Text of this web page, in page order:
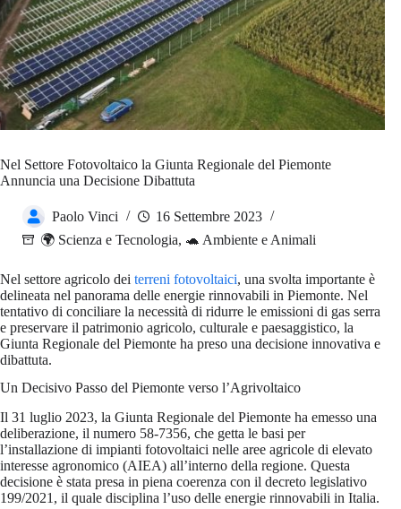
Nel Settore Fotovoltaico la Giunta Regionale del Piemonte
Annuncia una Decisione Dibattuta
Paolo Vinci
16 Settembre 2023
🌍 Scienza e Tecnologia, 🐢 Ambiente e Animali
Nel settore agricolo dei terreni fotovoltaici, una svolta importante è
delineata nel panorama delle energie rinnovabili in Piemonte. Nel
tentativo di conciliare la necessità di ridurre le emissioni di gas serra
e preservare il patrimonio agricolo, culturale e paesaggistico, la
Giunta Regionale del Piemonte ha preso una decisione innovativa e
dibattuta.
Un Decisivo Passo del Piemonte verso l’Agrivoltaico
Il 31 luglio 2023, la Giunta Regionale del Piemonte ha emesso una
deliberazione, il numero 58-7356, che getta le basi per
l’installazione di impianti fotovoltaici nelle aree agricole di elevato
interesse agronomico (AIEA) all’interno della regione. Questa
decisione è stata presa in piena coerenza con il decreto legislativo
199/2021, il quale disciplina l’uso delle energie rinnovabili in Italia.